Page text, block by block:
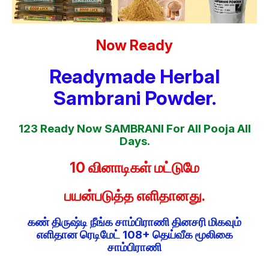
Now Ready
Readymade Herbal
Sambrani Powder.
123 Ready Now SAMBRANI For All Pooja All
Days.
10 வினாடிகள் மட்டுமே
பயன்படுத்த எளிதானது.
கண் திருஷ்டி நீங்க சாம்பிராணி தினசரி மிகவும்
எளிதான ரெடிமேட் 108+ தெய்வீக மூலிகை
சாம்பிராணி